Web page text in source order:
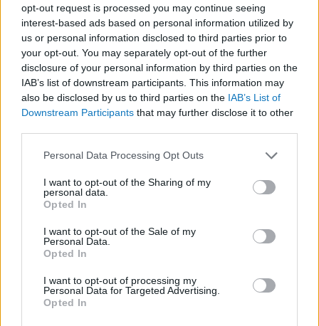
opt-out request is processed you may continue seeing
interest-based ads based on personal information utilized by
us or personal information disclosed to third parties prior to
your opt-out. You may separately opt-out of the further
disclosure of your personal information by third parties on the
IAB’s list of downstream participants. This information may
also be disclosed by us to third parties on the IAB’s List of
Downstream Participants that may further disclose it to other
Please note that this website/app uses one or more Google
not limited to your visit or usage behaviour. You may click to
grant or deny consent to Google and its third-party tags to
use your data for below specified purposes in below Google
consent section.
Personal Data Processing Opt Outs
I want to opt-out of the Sharing of my
personal data.
Opted In
I want to opt-out of the Sale of my
Personal Data.
Opted In
I want to opt-out of processing my
Personal Data for Targeted Advertising.
Opted In
Az Iparművészeti Főiskola díszítő-festő szakán
végzett művésznő a sorban olyan szempontból
kakukktojás, hogy műveit a képek mellett
szövegileg is ő alkotja. Érdekessége, hogy az
írónő kötetei világszerte igen népszerűek,
megjelentek alkotásai már angol,német,
spanyol, román, lengyel, szerb, koreai és japán
nyelven is.